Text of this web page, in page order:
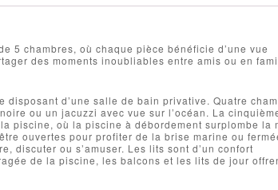
5 chambres, où chaque pièce bénéficie d’une vue
des moments inoubliables entre amis ou en
d’une salle de bain privative. Quatre
ou un jacuzzi avec vue sur l’océan. La
piscine, où la piscine à débordement surplombe la
ouvertes pour profiter de la brise marine ou
discuter ou s’amuser. Les lits sont d’un confort
de la piscine, les balcons et les lits de jour